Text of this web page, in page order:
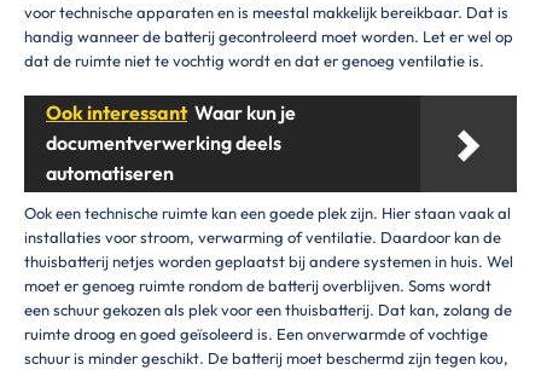
voor technische apparaten en is meestal makkelijk bereikbaar. Dat is
handig wanneer de batterij gecontroleerd moet worden. Let er wel op
dat de ruimte niet te vochtig wordt en dat er genoeg ventilatie is.
Ook interessant Waar kun je
documentverwerking deels
automatiseren
Ook een technische ruimte kan een goede plek zijn. Hier staan vaak al
installaties voor stroom, verwarming of ventilatie. Daardoor kan de
thuisbatterij netjes worden geplaatst bij andere systemen in huis. Wel
moet er genoeg ruimte rondom de batterij overblijven. Soms wordt
een schuur gekozen als plek voor een thuisbatterij. Dat kan, zolang de
ruimte droog en goed geïsoleerd is. Een onverwarmde of vochtige
schuur is minder geschikt. De batterij moet beschermd zijn tegen kou,